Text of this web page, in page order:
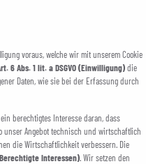
voraus, welche wir mit unserem Cookie
6 Abs. 1 lit. a DSGVO (Einwilligung)die
Daten, wie sie bei der Erfassung durch
berechtigtes Interesse daran, dass
unser Angebot technisch und wirtschaftlich
die Wirtschaftlichkeit verbessern. Die
Interessen). Wir setzen den